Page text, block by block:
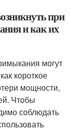
при
и как их
могут
короткое
мощности,
Чтобы
соблюдать